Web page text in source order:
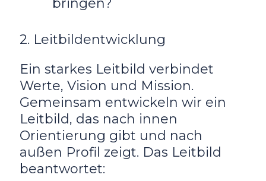
bringen?
2. Leitbildentwicklung
Ein starkes Leitbild verbindet
Werte, Vision und Mission.
Gemeinsam entwickeln wir ein
Leitbild, das nach innen
Orientierung gibt und nach
außen Profil zeigt. Das Leitbild
beantwortet: